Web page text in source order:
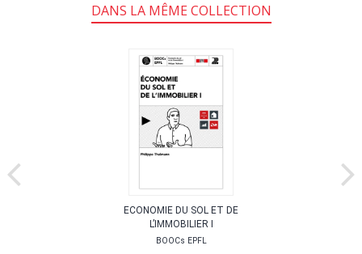
DANS LA MÊME COLLECTION
ECONOMIE DU SOL ET DE
L’IMMOBILIER I
BOOCs EPFL